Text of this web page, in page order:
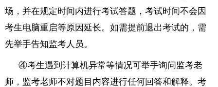
场，并在规定时间内进行考试答题，考试时间不会因
考生电脑重启等原因延长。如需提前退出考试的，需
先举手告知监考人员。
④考生遇到计算机异常等情况可举手询问监考老
师，监考老师不对题目内容进行任何回答和解释。考